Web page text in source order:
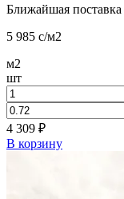
Ближайшая поставка
5 985 c/м2
м2
шт
4 309 ₽
В корзину